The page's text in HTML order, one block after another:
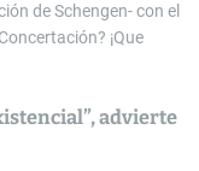
de Schengen- con el
¡Que
advierte